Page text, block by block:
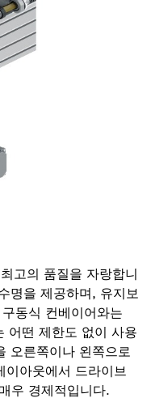
고의 품질을 자랑합니
명을 제공하며, 유지보
동식 컨베이어와는
어떤 제한도 없이 사용
오른쪽이나 왼쪽으로
이아웃에서 드라이브
우 경제적입니다.